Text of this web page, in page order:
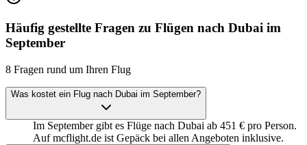
Häufig gestellte Fragen zu Flügen nach Dubai im
September
8 Fragen rund um Ihren Flug
Was kostet ein Flug nach Dubai im September?
Im September gibt es Flüge nach Dubai ab 451 € pro Person.
Auf mcflight.de ist Gepäck bei allen Angeboten inklusive.